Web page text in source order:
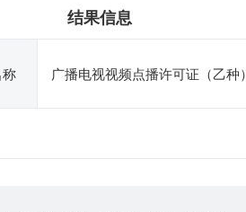
结果信息
广播电视视频点播许可证（乙种）